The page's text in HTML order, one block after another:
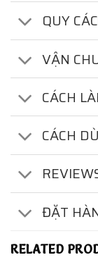
QUY
VẬN
CÁCH
CÁCH
ĐẶT
RELATED